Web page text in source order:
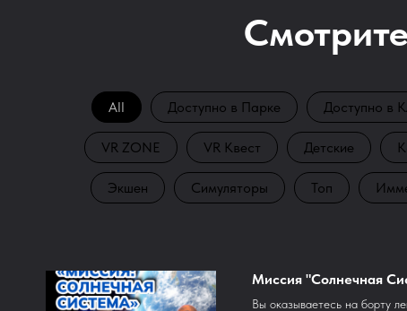
All Доступно в Парке Доступно в
VR ZONE VR Квест Детские
Экшен Симуляторы Топ
Миссия "Солнечная
Вы оказываетесь на борту